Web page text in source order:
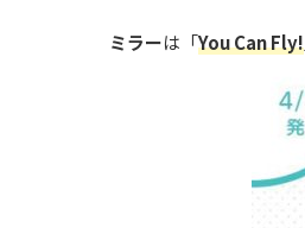
ミラーは「You Can Fly!